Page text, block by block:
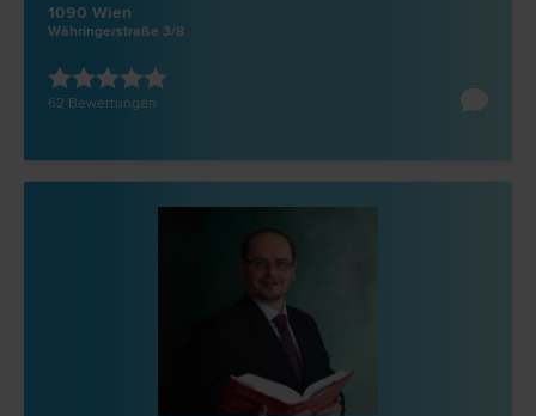
1090 Wien
Währingerstraße 3/8
62 Bewertungen